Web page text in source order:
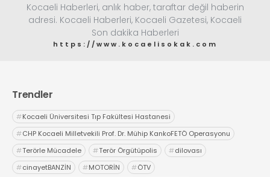
Kocaeli Haberleri, anlık haber, taraftar değil haberin
adresi. Kocaeli Haberleri, Kocaeli Gazetesi, Kocaeli
Son dakika Haberleri
https://www.kocaelisokak.com
Trendler
#Kocaeli Üniversitesi Tıp Fakültesi Hastanesi
#CHP Kocaeli Milletvekili Prof. Dr. Mühip KankoFETÖ Operasyonu
#Terörle Mücadele #Terör Örgütüpolis #dilovası
#cinayetBANZİN #MOTORİN #ÖTV